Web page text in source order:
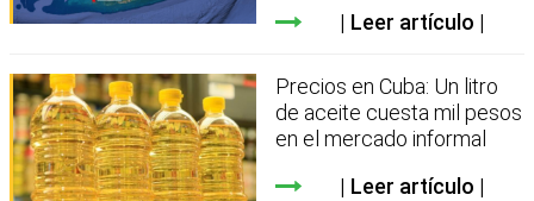
Leer artículo
Precios en Cuba: Un litro
de aceite cuesta mil pesos
en el mercado informal
Leer artículo